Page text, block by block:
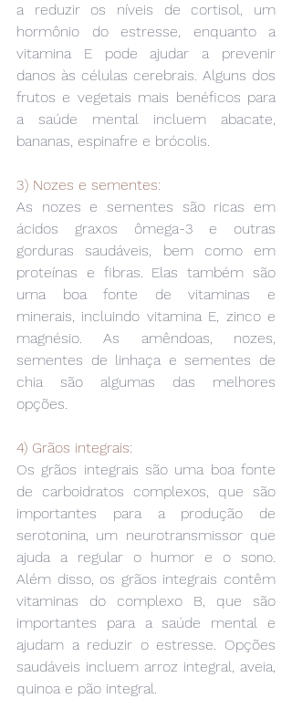
a reduzir os níveis de cortisol, um
hormônio do estresse, enquanto a
vitamina E pode ajudar a prevenir
danos às células cerebrais. Alguns dos
frutos e vegetais mais benéficos para
a saúde mental incluem abacate,
bananas, espinafre e brócolis.
3) Nozes e sementes:
As nozes e sementes são ricas em
ácidos graxos ômega-3 e outras
gorduras saudáveis, bem como em
proteínas e fibras. Elas também são
uma boa fonte de vitaminas e
minerais, incluindo vitamina E, zinco e
magnésio. As amêndoas, nozes,
sementes de linhaça e sementes de
chia são algumas das melhores
opções.
4) Grãos integrais:
Os grãos integrais são uma boa fonte
de carboidratos complexos, que são
importantes para a produção de
serotonina, um neurotransmissor que
ajuda a regular o humor e o sono.
Além disso, os grãos integrais contêm
vitaminas do complexo B, que são
importantes para a saúde mental e
ajudam a reduzir o estresse. Opções
saudáveis incluem arroz integral, aveia,
quinoa e pão integral.